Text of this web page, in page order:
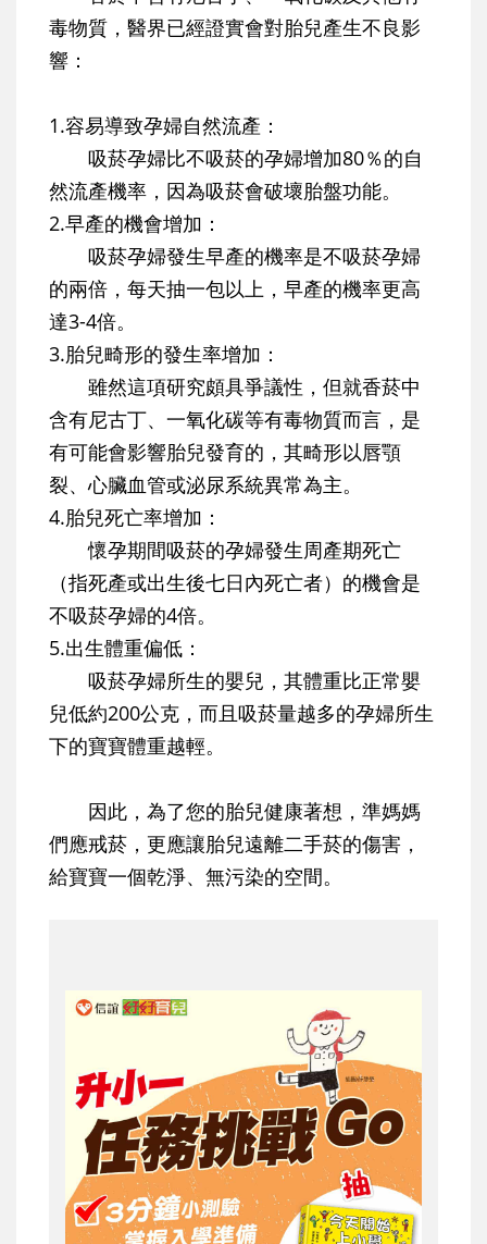
毒物質，醫界已經證實會對胎兒產生不良影
響：
1.容易導致孕婦自然流產：
吸菸孕婦比不吸菸的孕婦增加80％的自
然流產機率，因為吸菸會破壞胎盤功能。
2.早產的機會增加：
吸菸孕婦發生早產的機率是不吸菸孕婦
的兩倍，每天抽一包以上，早產的機率更高
達3-4倍。
3.胎兒畸形的發生率增加：
雖然這項研究頗具爭議性，但就香菸中
含有尼古丁、一氧化碳等有毒物質而言，是
有可能會影響胎兒發育的，其畸形以唇顎
裂、心臟血管或泌尿系統異常為主。
4.胎兒死亡率增加：
懷孕期間吸菸的孕婦發生周產期死亡
（指死產或出生後七日內死亡者）的機會是
不吸菸孕婦的4倍。
5.出生體重偏低：
吸菸孕婦所生的嬰兒，其體重比正常嬰
兒低約200公克，而且吸菸量越多的孕婦所生
下的寶寶體重越輕。
因此，為了您的胎兒健康著想，準媽媽
們應戒菸，更應讓胎兒遠離二手菸的傷害，
給寶寶一個乾淨、無污染的空間。